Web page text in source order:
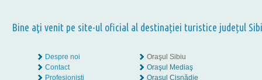
Bine aţi venit pe site-ul oficial al destinației turistice județul
Despre noi
Contact
Profesionişti
Oraşul Sibiu
Oraşul Mediaş
Oraşul Cisnădie